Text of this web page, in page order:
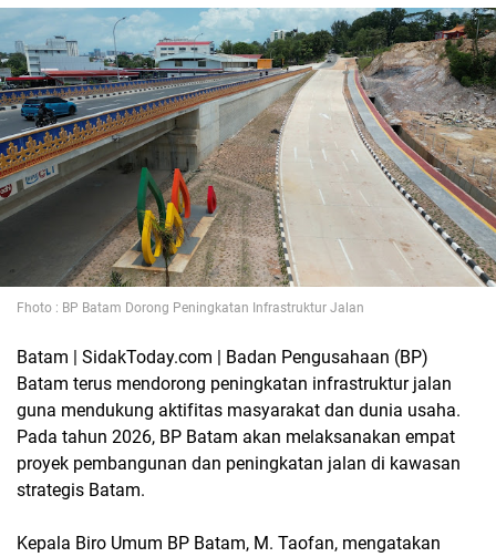
Fhoto : BP Batam Dorong Peningkatan Infrastruktur Jalan
Batam | SidakToday.com | Badan Pengusahaan (BP)
Batam terus mendorong peningkatan infrastruktur jalan
guna mendukung aktifitas masyarakat dan dunia usaha.
Pada tahun 2026, BP Batam akan melaksanakan empat
proyek pembangunan dan peningkatan jalan di kawasan
strategis Batam.
Kepala Biro Umum BP Batam, M. Taofan, mengatakan